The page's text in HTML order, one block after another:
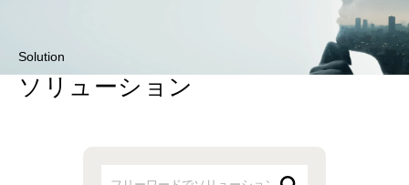
Solution
ソリューション